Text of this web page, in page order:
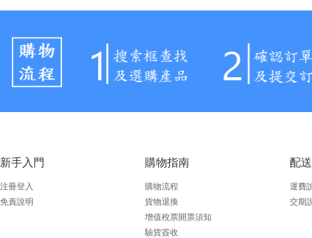
新手入門
注冊登入
免責說明
購物指南
購物流程
貨物退換
增值稅票開票須知
驗貨簽收
配
運費
交期